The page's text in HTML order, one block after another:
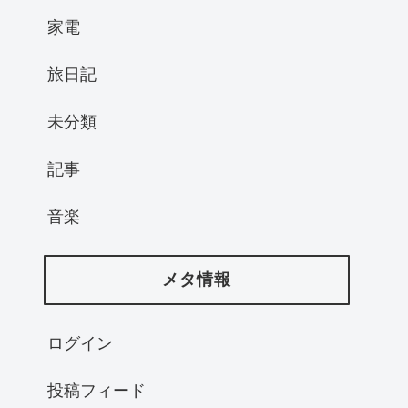
家電
旅日記
未分類
記事
音楽
メタ情報
ログイン
投稿フィード